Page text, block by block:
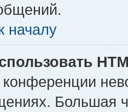
началу
Большая